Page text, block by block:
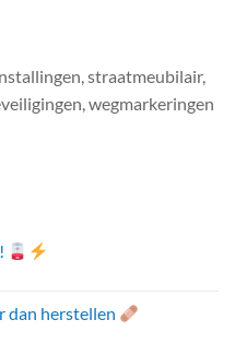
straatmeubilair,
wegmarkeringen
dan herstellen